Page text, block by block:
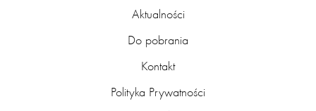
Aktualności
Do pobrania
Kontakt
Polityka Prywatności